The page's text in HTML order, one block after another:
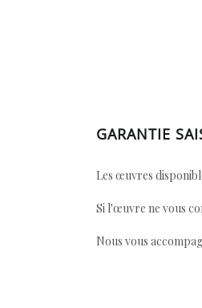
GARANTIE
Les œuvres
Si l'œuvre ne vous
Nous vous